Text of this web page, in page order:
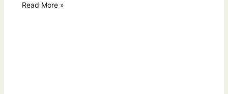
Read More »